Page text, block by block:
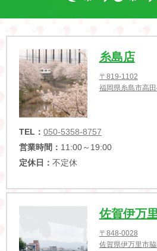
糸島店
〒819-1102
福岡県糸島市高
TEL： 050-5358-8757
営業時間： 11:00～19:00
定休日： 不定休
佐賀伊万
〒848-0028
佐賀県伊万里市